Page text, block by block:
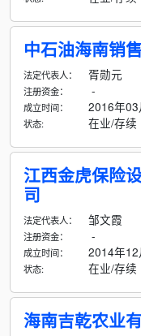
中石油海南销
法定代表人： 胥勋元
注册资金： -
成立时间： 2016年03
状态: 在业/存续
江西金虎保险
司
法定代表人： 邹文霞
注册资金： -
成立时间： 2014年12
状态: 在业/存续
海南吉乾农业